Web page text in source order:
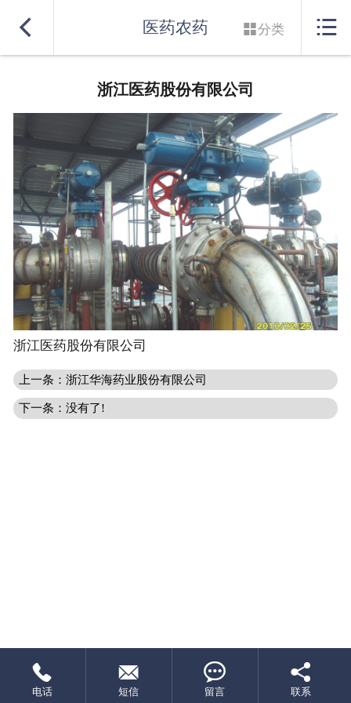
实力良盛
产品系列
行业解决方案
服务支持
联系我们
 医药农药 分类 
浙江医药股份有限公司
浙江医药股份有限公司
上一条：浙江华海药业股份有限公司
下一条：没有了!

电话

短信

留言

联系